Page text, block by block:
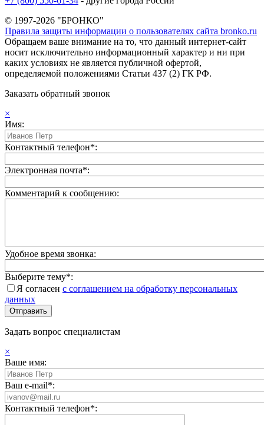
© 1997-2026 "БРОНКО"
Правила защиты информации о пользователях сайта bronko.ru
Обращаем ваше внимание на то, что данный интернет-сайт
носит исключительно информационный характер и ни при
каких условиях не является публичной офертой,
определяемой положениями Статьи 437 (2) ГК РФ.
Заказать обратный звонок
×
Имя:
Контактный телефон*:
Электронная почта*:
Комментарий к сообщению:
Удобное время звонка:
Выберите тему*:
Я согласен с соглашением на обработку персональных
данных
Задать вопрос специалистам
×
Ваше имя:
Ваш e-mail*:
Контактный телефон*: